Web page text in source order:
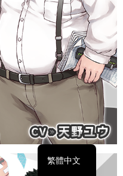
繁體中文
日本語
English
简体中文